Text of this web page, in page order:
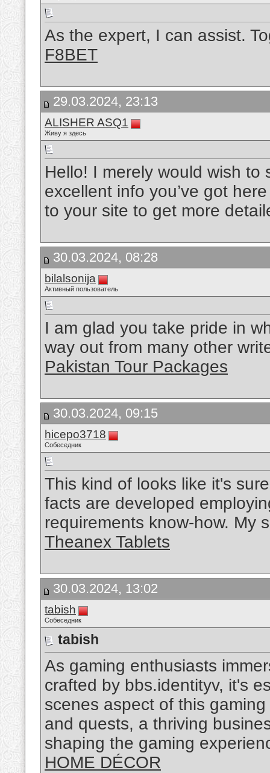
As the expert, I can assist.
F8BET
29.03.2024, 23:13
ALISHER ASQ1
Живу я здесь
Hello! I merely would wish
excellent info you’ve got
to your site to get more
30.03.2024, 08:28
bilalsonija
Активный пользователь
I am glad you take pride in
way out from many other
Pakistan Tour Packages
30.03.2024, 09:15
hicepo3718
Собеседник
This kind of looks like it's
facts are developed
requirements know-how. My
Theanex Tablets
30.03.2024, 13:02
tabish
Собеседник
tabish
As gaming enthusiasts
crafted by bbs.identityv, it's
scenes aspect of this
and quests, a thriving
shaping the gaming
HOME DÉCOR